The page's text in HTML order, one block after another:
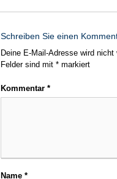
Schreiben Sie einen
Deine E-Mail-Adresse wird
Felder sind mit * markiert
Kommentar *
Name *